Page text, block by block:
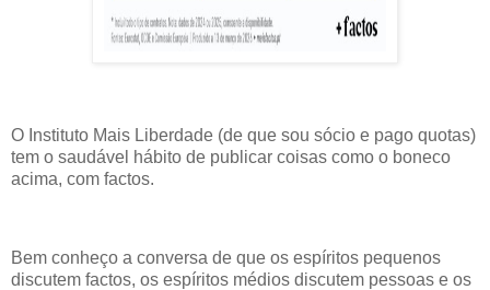
O Instituto Mais Liberdade (de que sou sócio e pago quotas)
tem o saudável hábito de publicar coisas como o boneco
acima, com factos.
Bem conheço a conversa de que os espíritos pequenos
discutem factos, os espíritos médios discutem pessoas e os